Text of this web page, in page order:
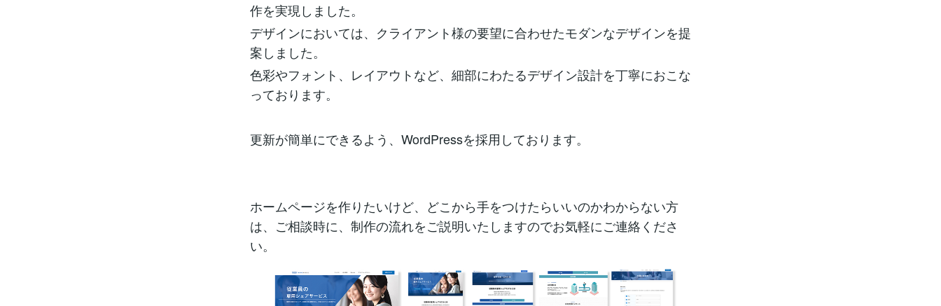
作を実現しました。
デザインにおいては、クライアント様の要望に合わせたモダンなデザインを提
案しました。
色彩やフォント、レイアウトなど、細部にわたるデザイン設計を丁寧におこな
っております。
更新が簡単にできるよう、WordPressを採用しております。
ホームページを作りたいけど、どこから手をつけたらいいのかわからない方
は、ご相談時に、制作の流れをご説明いたしますのでお気軽にご連絡くださ
い。